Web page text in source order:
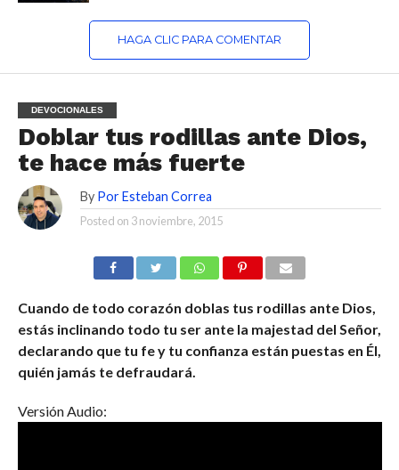
HAGA CLIC PARA COMENTAR
DEVOCIONALES
Doblar tus rodillas ante Dios,
te hace más fuerte
By Por Esteban Correa
Posted on 3 noviembre, 2015
Cuando de todo corazón doblas tus rodillas ante Dios,
estás inclinando todo tu ser ante la majestad del Señor,
declarando que tu fe y tu confianza están puestas en Él,
quién jamás te defraudará.
Versión Audio: